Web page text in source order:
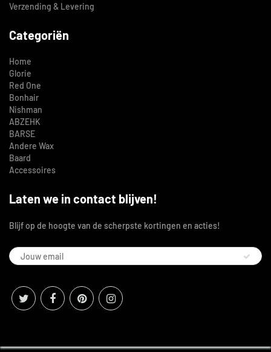
Verzending & Levering
Categoriën
Home
Glorie
Red One
Bonhair
Nishman
ABZEHK
BARSE
Andere Wax
Baard
Accessoires
Laten we in contact blijven!
Blijf op de hoogte van de scherpste kortingen en acties!